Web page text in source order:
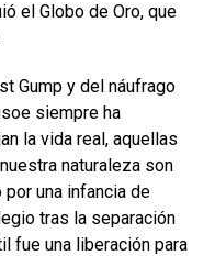
el Globo de Oro, que
Gump y del náufrago
siempre ha
la vida real, aquellas
naturaleza son
una infancia de
tras la separación
fue una liberación para